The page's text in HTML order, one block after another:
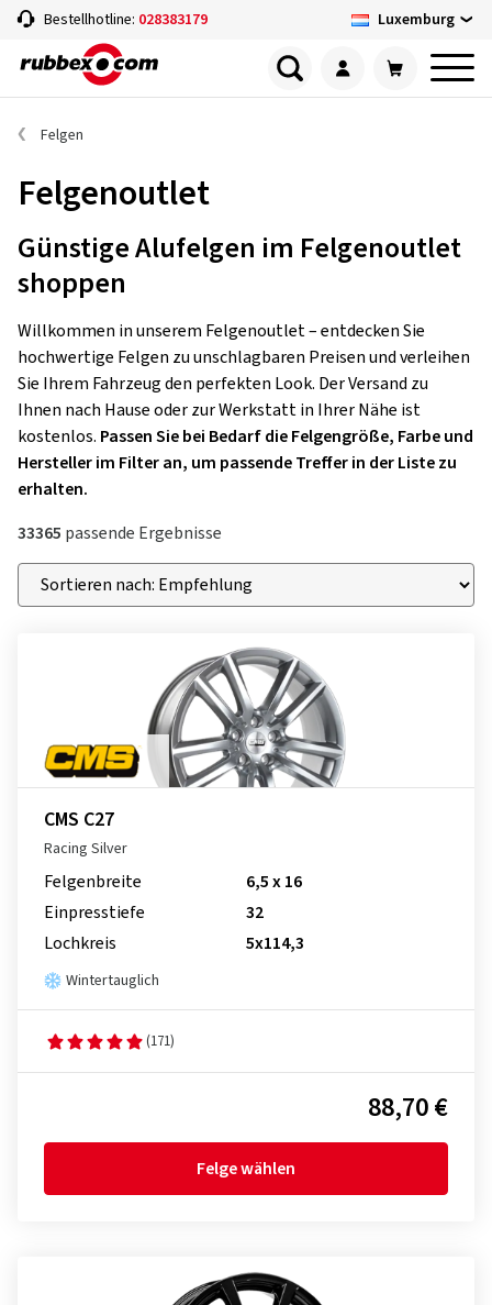
Bestellhotline: 028383179 Luxemburg
Felgen
Felgenoutlet
Günstige Alufelgen im Felgenoutlet
shoppen
Willkommen in unserem Felgenoutlet – entdecken Sie
hochwertige Felgen zu unschlagbaren Preisen und verleihen
Sie Ihrem Fahrzeug den perfekten Look. Der Versand zu
Ihnen nach Hause oder zur Werkstatt in Ihrer Nähe ist
kostenlos. Passen Sie bei Bedarf die Felgengröße, Farbe und
Hersteller im Filter an, um passende Treffer in der Liste zu
erhalten.
33365 passende Ergebnisse
CMS C27
Racing Silver
Felgenbreite
6,5 x 16
Einpresstiefe
32
Lochkreis
5x114,3
Wintertauglich
(171)
88,70 €
Felge wählen